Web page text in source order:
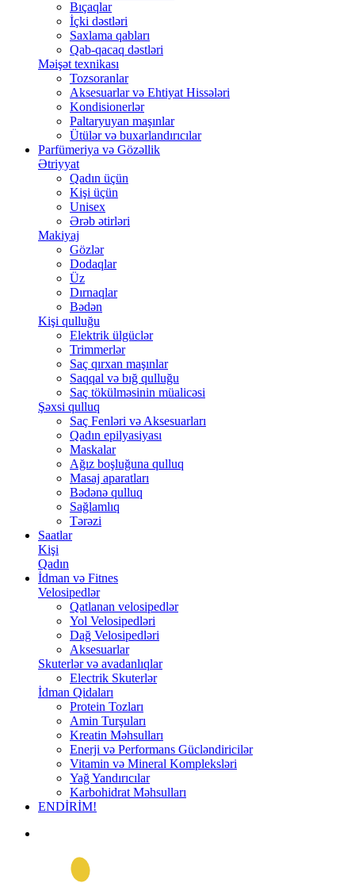
Bıçaqlar
İçki dəstləri
Saxlama qabları
Qab-qacaq dəstləri
Məişət texnikası
Tozsoranlar
Aksesuarlar və Ehtiyat Hissələri
Kondisionerlər
Paltaryuyan maşınlar
Ütülər və buxarlandırıcılar
Parfümeriya və Gözəllik
Ətriyyat
Qadın üçün
Kişi üçün
Unisex
Ərəb ətirləri
Makiyaj
Gözlər
Dodaqlar
Üz
Dırnaqlar
Bədən
Kişi qulluğu
Elektrik ülgüclər
Trimmerlər
Saç qırxan maşınlar
Saqqal və bığ qulluğu
Saç tökülməsinin müalicəsi
Şəxsi qulluq
Saç Fenləri və Aksesuarları
Qadın epilyasiyası
Maskalar
Ağız boşluğuna qulluq
Masaj aparatları
Bədənə qulluq
Sağlamlıq
Tərəzi
Saatlar
Kişi
Qadın
İdman və Fitnes
Velosipedlər
Qatlanan velosipedlər
Yol Velosipedləri
Dağ Velosipedləri
Aksesuarlar
Skuterlər və avadanlıqlar
Electrik Skuterlər
İdman Qidaları
Protein Tozları
Amin Turşuları
Kreatin Məhsulları
Enerji və Performans Gücləndiricilər
Vitamin və Mineral Kompleksləri
Yağ Yandırıcılar
Karbohidrat Məhsulları
ENDİRİM!